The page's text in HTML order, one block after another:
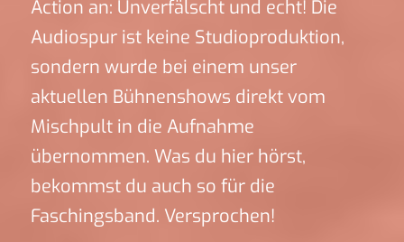
Action an: Unverfälscht und echt! Die
Audiospur ist keine Studioproduktion,
sondern wurde bei einem unser
aktuellen Bühnenshows direkt vom
Mischpult in die Aufnahme
übernommen. Was du hier hörst,
bekommst du auch so für die
Faschingsband. Versprochen!